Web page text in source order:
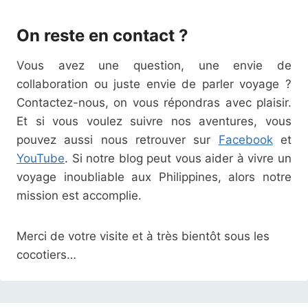
On reste en contact ?
Vous avez une question, une envie de
collaboration ou juste envie de parler voyage ?
Contactez-nous, on vous répondras avec plaisir.
Et si vous voulez suivre nos aventures, vous
pouvez aussi nous retrouver sur Facebooket
YouTube. Si notre blog peut vous aider à vivre un
voyage inoubliable aux Philippines, alors notre
mission est accomplie.
Merci de votre visite et à très bientôt sous les
cocotiers…